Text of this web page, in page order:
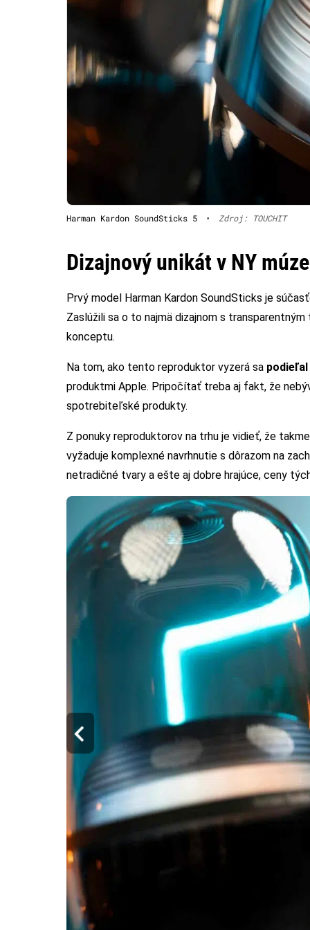
Harman Kardon SoundSticks 5 • Zdroj: TOUCHIT
Dizajnový unikát v NY
Prvý model Harman Kardon SoundSticks je
Zaslúžili sa o to najmä dizajnom s
konceptu.
Na tom, ako tento reproduktor vyzerá sa
produktmi Apple. Pripočítať treba aj fakt, že
spotrebiteľské produkty.
Z ponuky reproduktorov na trhu je vidieť, že
vyžaduje komplexné navrhnutie s dôrazom na
netradičné tvary a ešte aj dobre hrajúce, ceny